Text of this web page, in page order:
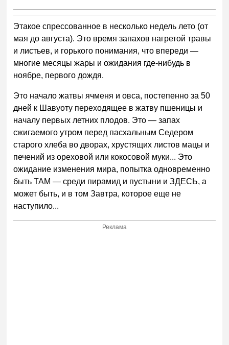
Этакое спрессованное в несколько недель лето (от
мая до августа). Это время запахов нагретой травы
и листьев, и горького понимания, что впереди —
многие месяцы жары и ожидания где-нибудь в
ноябре, первого дождя.
Это начало жатвы ячменя и овса, постепенно за 50
дней к Шавуоту переходящее в жатву пшеницы и
началу первых летних плодов. Это — запах
сжигаемого утром перед пасхальным Седером
старого хлеба во дворах, хрустящих листов мацы и
печений из ореховой или кокосовой муки... Это
ожидание изменения мира, попытка одновременно
быть ТАМ — среди пирамид и пустыни и ЗДЕСЬ, а
может быть, и в том Завтра, которое еще не
наступило...
Реклама